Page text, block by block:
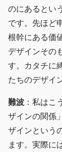
のにあるとい
です。先ほど
根幹にある価
デザインその
す。カタチに
たちのデザイ
難波 ：私はこ
ザインの関係
ザインという
ます。実際に